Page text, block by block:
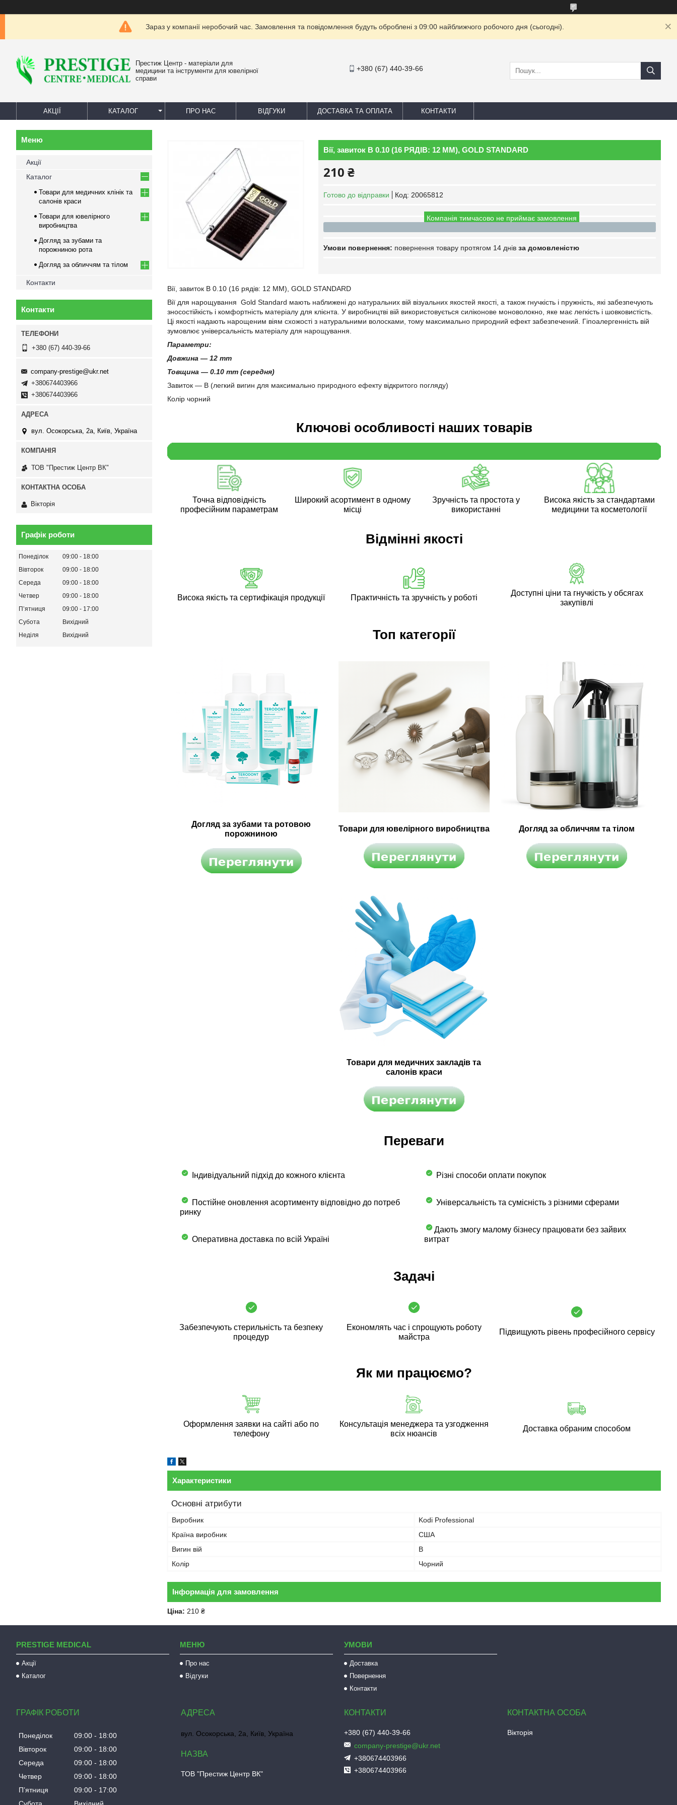
Зараз у компанії неробочий час. Замовлення та повідомлення будуть оброблені з 09:00 найближчого робочого дня (сьогодні).
Престиж Центр - матеріали для
медицини та інструменти для ювелірної
справи
+380 (67) 440-39-66
АКЦІЇ КАТАЛОГ ПРО НАС ВІДГУКИ ДОСТАВКА ТА ОПЛАТА КОНТАКТИ
Вії, завиток B 0.10 (16 РЯДІВ: 12 ММ), GOLD STANDARD
210 ₴
Готово до відправки Код: 20065812
Компанія тимчасово не приймає замовлення
повернення товару протягом 14 днів за домовленістю
Вії, завиток B 0.10 (16 рядів: 12 ММ), GOLD STANDARD
Вії для нарощування Gold Standard мають наближені до натуральних вій візуальних якостей якості, а також гнучкість і пружність, які забезпечують
зносостійкість і комфортність матеріалу для клієнта. У виробництві вій використовується силіконове моноволокно, яке має легкість і шовковистість.
Ці якості надають нарощеним віям схожості з натуральними волосками, тому максимально природний ефект забезпечений. Гіпоалергенність вій
зумовлює універсальність матеріалу для нарощування.
Параметри:
Довжина — 12 mm
Товщина — 0.10 mm (середня)
Завиток — В (легкий вигин для максимально природного ефекту відкритого погляду)
Колір чорний
Ключові особливості наших товарів
Точна відповідність
професійним параметрам
Широкий асортимент в одному
місці
Зручність та простота у
використанні
Висока якість за стандартами
медицини та косметології
Відмінні якості
Висока якість та сертифікація продукції Практичність та зручність у роботі
Доступні ціни та гнучкість у обсягах
закупівлі
Топ категорії
Догляд за зубами та ротовою
порожниною
Товари для ювелірного виробництва Догляд за обличчям та тілом
Товари для медичних закладів та
салонів краси
Переваги
Індивідуальний підхід до кожного клієнта
Постійне оновлення асортименту відповідно до потреб
ринку
Оперативна доставка по всій Україні
Різні способи оплати покупок
Універсальність та сумісність з різними сферами
Дають змогу малому бізнесу працювати без зайвих
витрат
Задачі
Забезпечують стерильність та безпеку
процедур
Економлять час і спрощують роботу
майстра
Підвищують рівень професійного сервісу
Як ми працюємо?
Оформлення заявки на сайті або по
телефону
Консультація менеджера та узгодження
всіх нюансів
Доставка обраним способом
Характеристики
Основні атрибути
Виробник
Kodi Professional
Країна виробник
США
Вигин вій
B
Колір
Чорний
Інформація для замовлення
Ціна: 210 ₴
Акції
Каталог
Товари для медичних клінік та
салонів краси
Товари для ювелірного
виробництва
Догляд за зубами та
порожниною рота
Догляд за обличчям та тілом
Контакти
Контакти
+380 (67) 440-39-66
company-prestige@ukr.net
+380674403966
+380674403966
вул. Осокорська, 2а, Київ, Україна
ТОВ "Престиж Центр ВК"
Вікторія
Графік роботи
Понеділок 09:00
18:00
Вівторок
09:00
18:00
Середа
09:00
18:00
Четвер
09:00
18:00
Пʼятниця
09:00
17:00
Субота
Вихідний
Неділя
Вихідний
PRESTIGE MEDICAL
Акції
Каталог
МЕНЮ
Про нас
Відгуки
УМОВИ
Доставка
Повернення
Контакти
ГРАФІК РОБОТИ
Понеділок 09:00
18:00
Вівторок
09:00
18:00
Середа
09:00
18:00
Четвер
09:00
18:00
Пʼятниця
09:00
17:00
вул. Осокорська, 2а, Київ, Україна
ТОВ "Престиж Центр ВК"
+380 (67) 440-39-66
company-prestige@ukr.net
+380674403966
+380674403966
Вікторія